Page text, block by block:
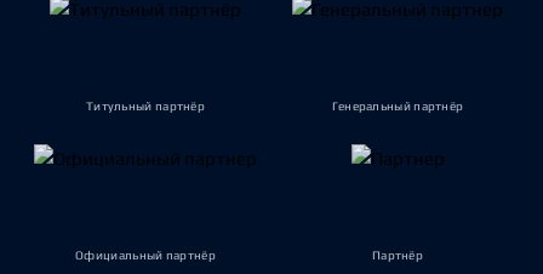
Титульный партнёр Генеральный партнёр
Официальный партнёр Партнёр